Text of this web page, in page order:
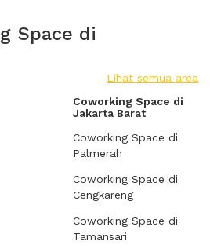
Space di
Lihat semua area
Coworking Space di
Jakarta Barat
Coworking Space di
Palmerah
Coworking Space di
Cengkareng
Coworking Space di
Tamansari